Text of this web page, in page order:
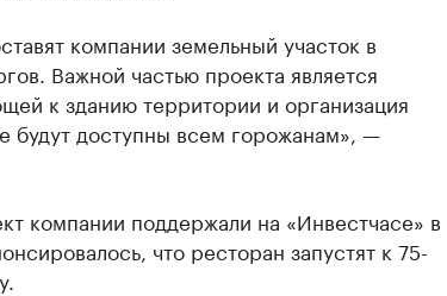
компании земельный участок в
Важной частью проекта является
к зданию территории и организация
будут доступны всем горожанам», —
компании поддержали на «Инвестчасе» в
что ресторан запустят к 75-